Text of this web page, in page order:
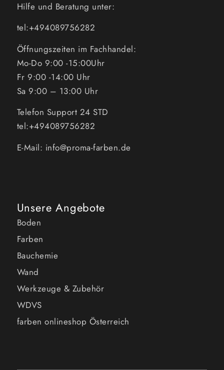
Hilfe und Beratung unter:
tel:+494089756282
Öffnungszeiten im Fachhandel:
Mo-Do 9:00 -15:00Uhr
Fr 9:00 -14:00 Uhr
Sa 9:00 – 13:00 Uhr
Telefon Support 24 STD
tel:+494089756282
E-Mail: info@proma-farben.de
Unsere Angebote
Boden
Farben
Bauchemie
Wand
Werkzeuge & Zubehör
WDVS
farben onlineshop Österreich